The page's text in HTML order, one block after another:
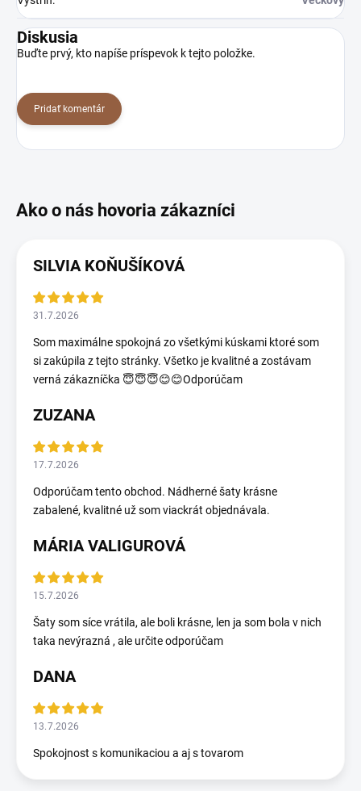
Diskusia
Buďte prvý, kto napíše príspevok k tejto položke.
Pridať komentár
SILVIA KOŇUŠÍKOVÁ
31.7.2026
Som maximálne spokojná zo všetkými kúskami ktoré som
si zakúpila z tejto stránky. Všetko je kvalitné a zostávam
verná zákazníčka 😇😇😇😊😊Odporúčam
ZUZANA
17.7.2026
Odporúčam tento obchod. Nádherné šaty krásne
zabalené, kvalitné už som viackrát objednávala.
MÁRIA VALIGUROVÁ
15.7.2026
Šaty som síce vrátila, ale boli krásne, len ja som bola v nich
taka nevýrazná , ale určite odporúčam
DANA
13.7.2026
Spokojnost s komunikaciou a aj s tovarom